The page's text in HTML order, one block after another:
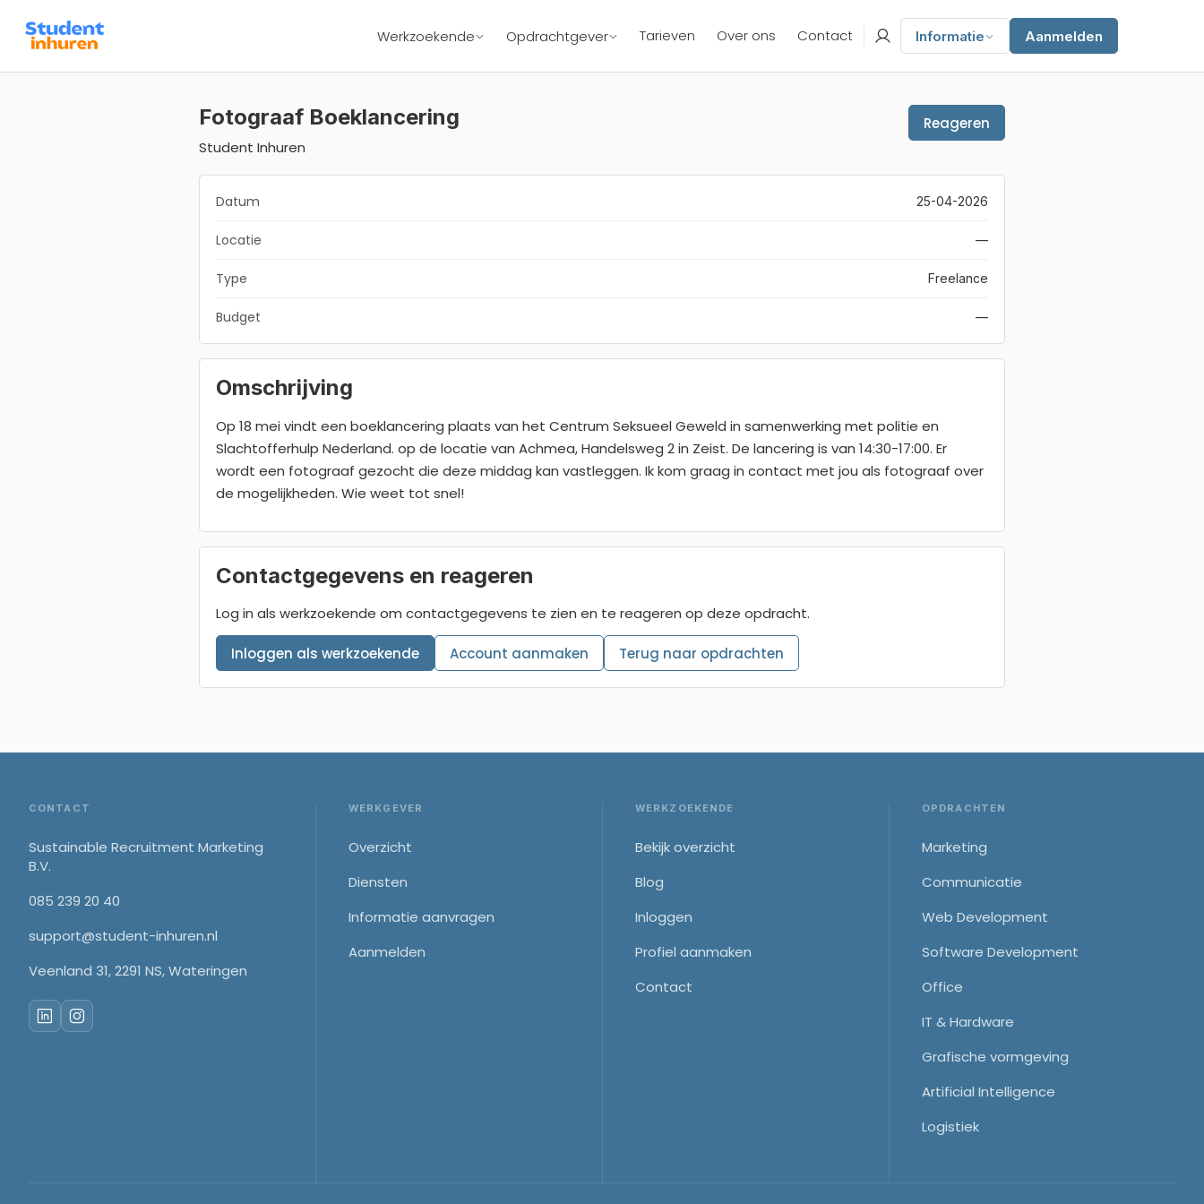
Werkzoekende Opdrachtgever Tarieven Over ons Contact Informatie Aanmelden
Fotograaf Boeklancering
Student Inhuren
Reageren
Datum 25-04-2026
Locatie —
Type Freelance
Budget —
Omschrijving
Op 18 mei vindt een boeklancering plaats van het Centrum Seksueel Geweld in samenwerking met politie en
Slachtofferhulp Nederland. op de locatie van Achmea, Handelsweg 2 in Zeist. De lancering is van 14:30-17:00. Er
wordt een fotograaf gezocht die deze middag kan vastleggen. Ik kom graag in contact met jou als fotograaf over
de mogelijkheden. Wie weet tot snel!
Contactgegevens en reageren
Log in als werkzoekende om contactgegevens te zien en te reageren op deze opdracht.
Inloggen als werkzoekende Account aanmaken Terug naar opdrachten
Footer
CONTACT
Sustainable Recruitment Marketing
B.V.
085 239 20 40
support@student-inhuren.nl
Veenland 31, 2291 NS, Wateringen
WERKGEVER
Overzicht
Diensten
Informatie aanvragen
Aanmelden
WERKZOEKENDE
Bekijk overzicht
Blog
Inloggen
Profiel aanmaken
Contact
OPDRACHTEN
Marketing
Communicatie
Web Development
Software Development
Office
IT & Hardware
Grafische vormgeving
Artificial Intelligence
Logistiek